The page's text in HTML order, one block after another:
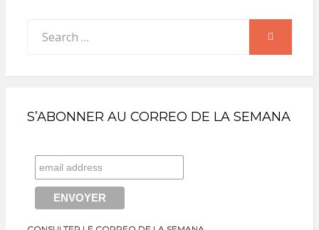
for:
SEARCH
S’ABONNER AU CORREO DE LA SEMANA